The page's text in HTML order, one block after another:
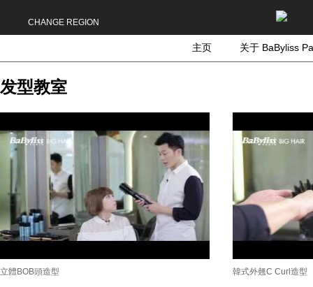
CHANGE REGION
主页 关于 BaByliss
发型教室
立體BOB頭造型 韓式外翹C Curl造型